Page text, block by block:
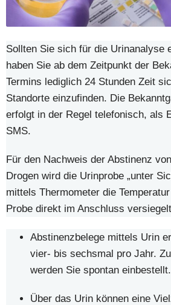
Sollten Sie sich für die Urinanalyse
haben Sie ab dem Zeitpunkt der
Termins lediglich 24 Stunden Zeit
Standorte einzufinden. Die
erfolgt in der Regel telefonisch, als
SMS.
Für den Nachweis der Abstinenz
Drogen wird die Urinprobe „unter
mittels Thermometer die
Probe direkt im Anschluss
Abstinenzbelege mittels Urin
vier- bis sechsmal pro Jahr.
werden Sie spontan einbestellt.
Über das Urin können eine